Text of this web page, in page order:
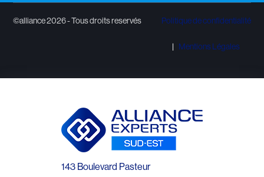
©alliance 2026 - Tous droits reservés Politique de confidentialité
Mentions Légales
143 Boulevard Pasteur